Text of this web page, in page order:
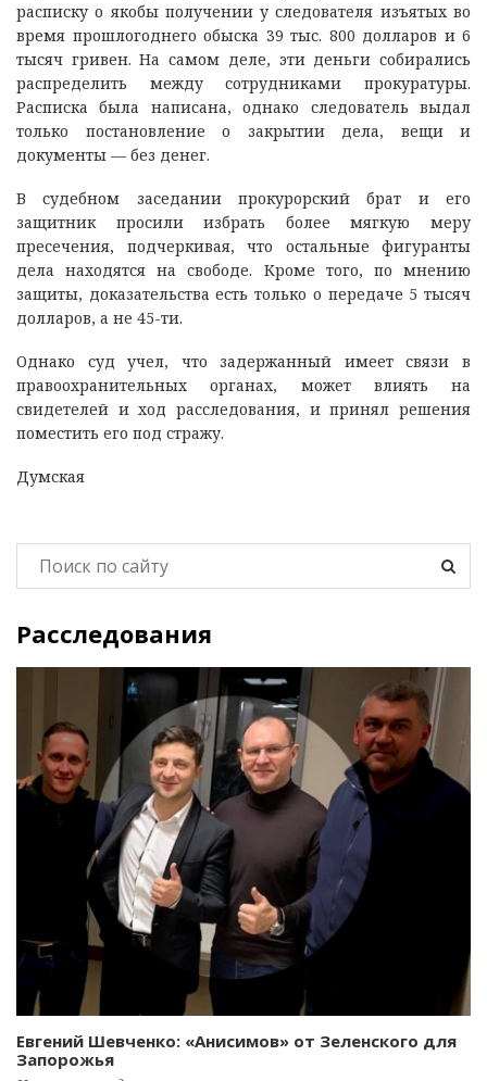
расписку о якобы получении у следователя изъятых во
время прошлогоднего обыска 39 тыс. 800 долларов и 6
тысяч гривен. На самом деле, эти деньги собирались
распределить между сотрудниками прокуратуры.
Расписка была написана, однако следователь выдал
только постановление о закрытии дела, вещи и
документы — без денег.
В судебном заседании прокурорский брат и его
защитник просили избрать более мягкую меру
пресечения, подчеркивая, что остальные фигуранты
дела находятся на свободе. Кроме того, по мнению
защиты, доказательства есть только о передаче 5 тысяч
долларов, а не 45-ти.
Однако суд учел, что задержанный имеет связи в
правоохранительных органах, может влиять на
свидетелей и ход расследования, и принял решения
поместить его под стражу.
Думская
Расследования
Евгений Шевченко: «Анисимов» от Зеленского для
Запорожья